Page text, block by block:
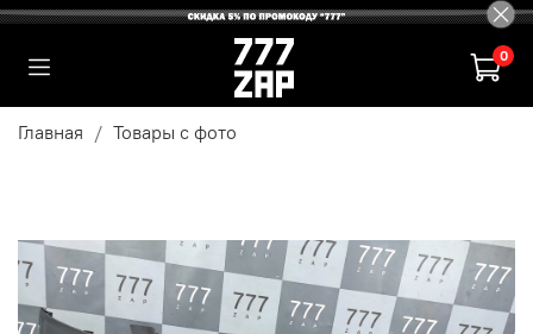
0
Главная Товары с фото